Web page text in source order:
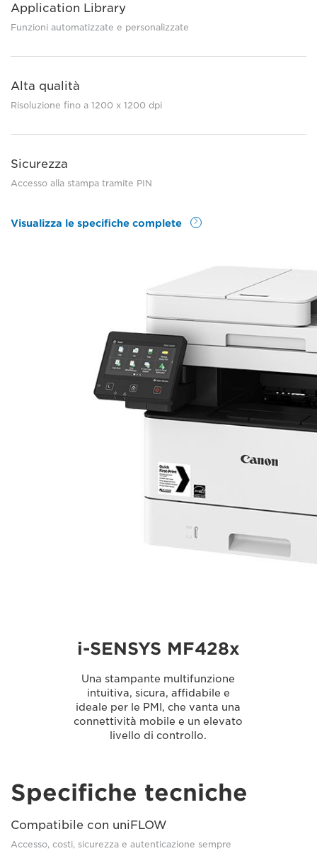
Application Library
Funzioni automatizzate e personalizzate
Alta qualità
Risoluzione fino a 1200 x 1200 dpi
Sicurezza
Accesso alla stampa tramite PIN
Visualizza le specifiche complete
i-SENSYS MF428x
Una stampante multifunzione
intuitiva, sicura, affidabile e
ideale per le PMI, che vanta una
connettività mobile e un elevato
livello di controllo.
Specifiche tecniche
Compatibile con uniFLOW
Accesso, costi, sicurezza e autenticazione sempre